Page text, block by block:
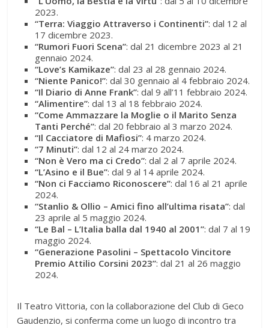
2023.
“Terra: Viaggio Attraverso i Continenti”: dal 12 al
17 dicembre 2023.
“Rumori Fuori Scena”: dal 21 dicembre 2023 al 21
gennaio 2024.
“Love’s Kamikaze”: dal 23 al 28 gennaio 2024.
“Niente Panico!”: dal 30 gennaio al 4 febbraio 2024.
“Il Diario di Anne Frank”: dal 9 all’11 febbraio 2024.
“Alimentire”: dal 13 al 18 febbraio 2024.
“Come Ammazzare la Moglie o il Marito Senza
Tanti Perché”: dal 20 febbraio al 3 marzo 2024.
“Il Cacciatore di Mafiosi”: 4 marzo 2024.
“7 Minuti”: dal 12 al 24 marzo 2024.
“Non è Vero ma ci Credo”: dal 2 al 7 aprile 2024.
“L’Asino e il Bue”: dal 9 al 14 aprile 2024.
“Non ci Facciamo Riconoscere”: dal 16 al 21 aprile
2024.
“Stanlio & Ollio – Amici fino all’ultima risata”: dal
23 aprile al 5 maggio 2024.
“Le Bal – L’Italia balla dal 1940 al 2001”: dal 7 al 19
maggio 2024.
“Generazione Pasolini – Spettacolo Vincitore
Premio Attilio Corsini 2023”: dal 21 al 26 maggio
2024.
Il Teatro Vittoria, con la collaborazione del Club di Geco
Gaudenzio, si conferma come un luogo di incontro tra